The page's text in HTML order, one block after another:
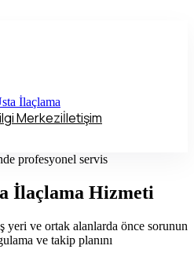
İlaçlama
Merkeziİletişim
Bilgi Merkezi
profesyonel servis
İlaçlama Hizmeti
yeri ve ortak alanlarda önce sorunun
ve takip planını